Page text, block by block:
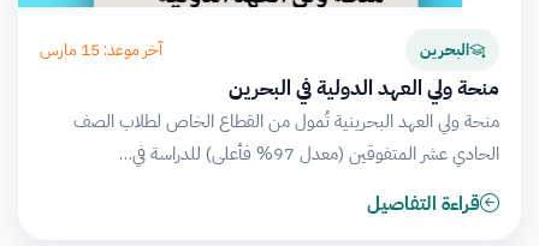
البحرين آخر موعد: 15 مارس
منحة ولي العهد الدولية في البحرين
منحة ولي العهد البحرينية تُمول من القطاع الخاص لطلاب الصف
الحادي عشر المتفوقين (معدل 97% فأعلى) للدراسة في…
قراءة التفاصيل